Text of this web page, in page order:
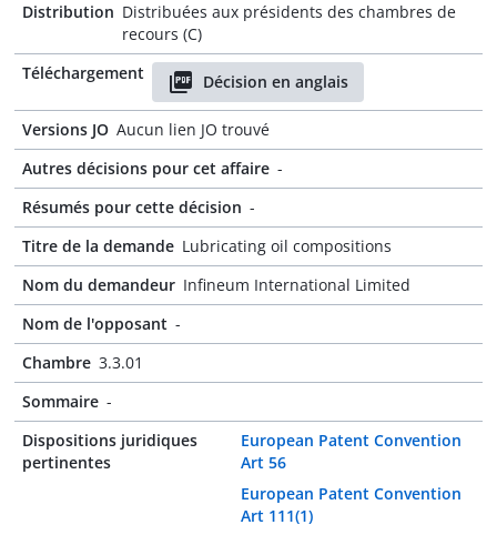
Distribution Distribuées aux présidents des chambres de
recours (C)
Téléchargement
Décision en anglais
Versions JO Aucun lien JO trouvé
Autres décisions pour cet affaire -
Résumés pour cette décision -
Titre de la demande Lubricating oil compositions
Nom du demandeur Infineum International Limited
Nom de l'opposant -
Chambre 3.3.01
Sommaire -
Dispositions juridiques
pertinentes
European Patent Convention
Art 56
European Patent Convention
Art 111(1)